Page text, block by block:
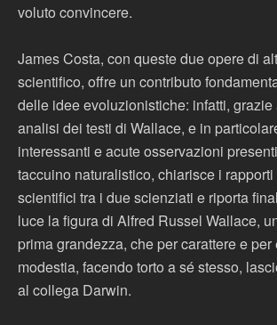
voluto convincere.
James Costa, con queste due opere di
scientifico, offre un contributo
delle idee evoluzionistiche: infatti,
analisi dei testi di Wallace, e in
interessanti e acute osservazioni
taccuino naturalistico, chiarisce i
scientifici tra i due scienziati e riporta
luce la figura di Alfred Russel Wallace,
prima grandezza, che per carattere e per
modestia, facendo torto a sé stesso,
al collega Darwin.